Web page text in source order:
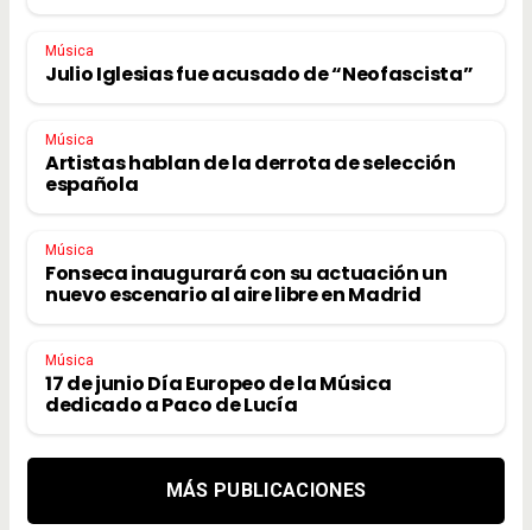
Música
Julio Iglesias fue acusado de “Neofascista”
Música
Artistas hablan de la derrota de selección
española
Música
Fonseca inaugurará con su actuación un
nuevo escenario al aire libre en Madrid
Música
17 de junio Día Europeo de la Música
dedicado a Paco de Lucía
MÁS PUBLICACIONES